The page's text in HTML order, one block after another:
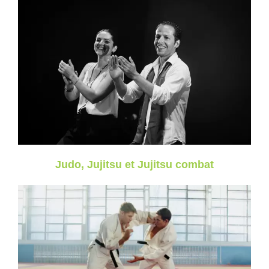
Judo, Jujitsu et Jujitsu combat